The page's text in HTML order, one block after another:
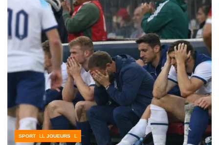
ACTUALITÉS FOOTBALL
FOOTBALL JOUEURS
SPORT